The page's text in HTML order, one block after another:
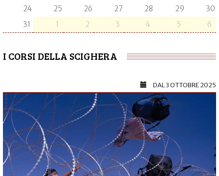
24
25 26 27 28 29
30
31
1 2 3 4 5 6
I CORSI DELLA SCIGHERA
DAL3 OTTOBRE 2025